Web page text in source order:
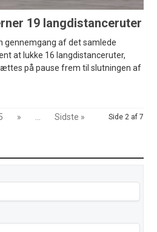
19 langdistanceruter
gennemgang af det samlede
at lukke 16 langdistanceruter,
på pause frem til slutningen af
Side 2 af 7
» Sidste »